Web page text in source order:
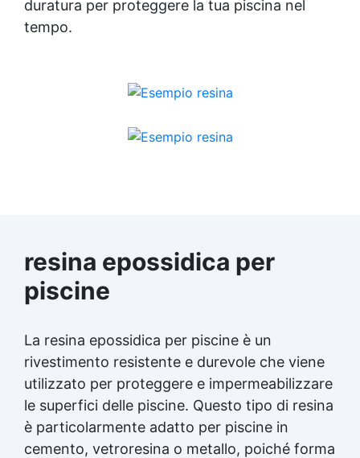
duratura per proteggere la tua piscina nel
tempo.
resina epossidica per
piscine
La resina epossidica per piscine è un
rivestimento resistente e durevole che viene
utilizzato per proteggere e impermeabilizzare
le superfici delle piscine. Questo tipo di resina
è particolarmente adatto per piscine in
cemento, vetroresina o metallo, poiché forma